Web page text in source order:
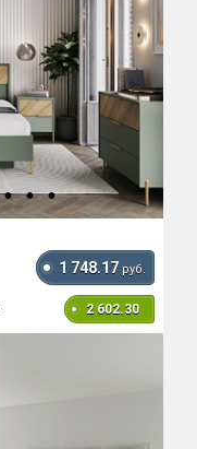
1 748.17 руб.
2 602.30